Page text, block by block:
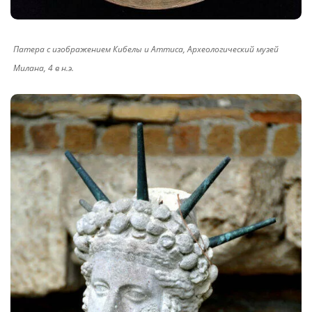
Патера с изображением Кибелы и Аттиса, Археологический музей
Милана, 4 в н.э.